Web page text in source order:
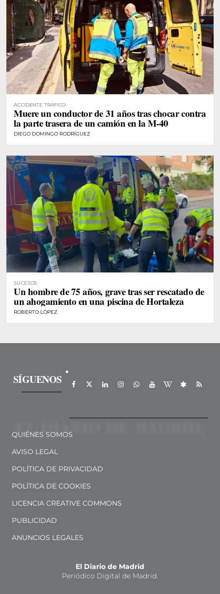
ACCIDENTE TRÁFICO
Muere un conductor de 31 años tras chocar contra
la parte trasera de un camión en la M-40
DIEGO DOMINGO RODRÍGUEZ
SUCESOS
Un hombre de 75 años, grave tras ser rescatado de
un ahogamiento en una piscina de Hortaleza
ROBERTO LÓPEZ
SÍGUENOS
QUIÉNES SOMOS
AVISO LEGAL
POLÍTICA DE PRIVACIDAD
POLÍTICA DE COOKIES
LICENCIA CREATIVE COMMONS
PUBLICIDAD
ANUNCIOS LEGALES
El Diario de Madrid
Periódico Digital de Madrid.